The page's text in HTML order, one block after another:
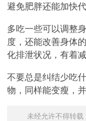
避免肥胖还能加快
多吃一些可以调整
度，还能改善身体
化排泄状况，有着
不要总是纠结少吃
物，同样能变瘦，
未经允许不得转载